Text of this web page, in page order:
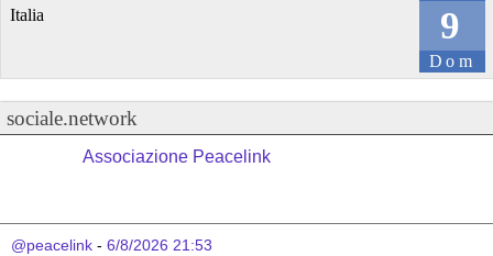
9
Dom
Italia
sociale.network
Associazione Peacelink
@peacelink - 6/8/2026 21:53